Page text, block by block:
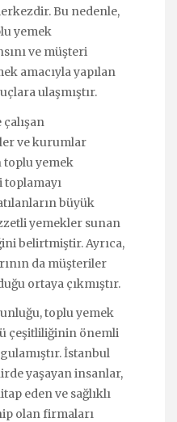
Bu nedenle,
yemek
ve müşteri
amacıyla yapılan
ulaşmıştır.
ve kurumlar
toplu yemek
büyük
yemekler sunan
belirtmiştir. Ayrıca,
da müşteriler
ortaya çıkmıştır.
toplu yemek
çeşitliliğinin önemli
İstanbul
yaşayan insanlar,
eden ve sağlıklı
olan firmaları